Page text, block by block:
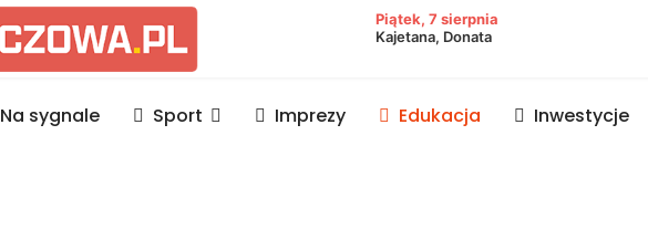
powiat lubaczowski
Piątek, 7 sierpnia
Kajetana, Donata
Na sygnale Sport Imprezy Edukacja Inwestycje